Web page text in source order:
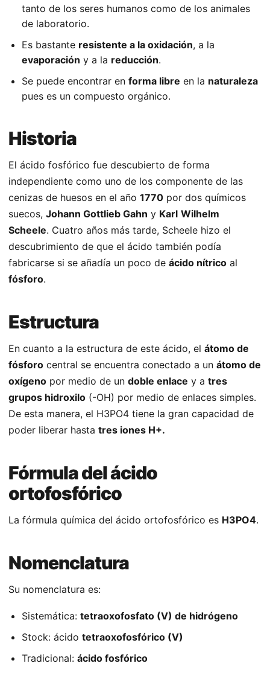
tanto de los seres humanos como de los animales
de laboratorio.
Es bastante resistente a la oxidación, a la
evaporación y a la reducción.
Se puede encontrar en forma libre en la naturaleza
pues es un compuesto orgánico.
Historia
El ácido fosfórico fue descubierto de forma
independiente como uno de los componente de las
cenizas de huesos en el año 1770 por dos químicos
suecos, Johann Gottlieb Gahn y Karl Wilhelm
Scheele. Cuatro años más tarde, Scheele hizo el
descubrimiento de que el ácido también podía
fabricarse si se añadía un poco de ácido nítrico al
fósforo.
Estructura
En cuanto a la estructura de este ácido, el átomo de
fósforo central se encuentra conectado a un átomo de
oxígeno por medio de un doble enlace y a tres
grupos hidroxilo (-OH) por medio de enlaces simples.
De esta manera, el H3PO4 tiene la gran capacidad de
poder liberar hasta tres iones H+.
Fórmula del ácido
ortofosfórico
La fórmula química del ácido ortofosfórico es H3PO4.
Nomenclatura
Su nomenclatura es:
Sistemática: tetraoxofosfato (V) de hidrógeno
Stock: ácido tetraoxofosfórico (V)
Tradicional: ácido fosfórico